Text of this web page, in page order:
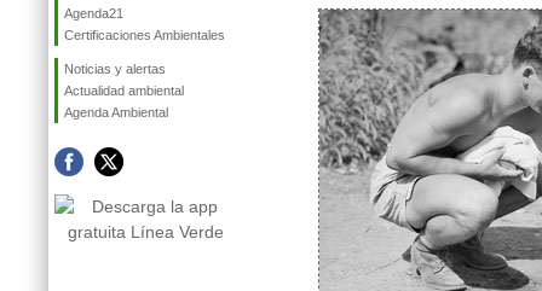
Agenda21
Certificaciones Ambientales
Noticias y alertas
Actualidad ambiental
Agenda Ambiental